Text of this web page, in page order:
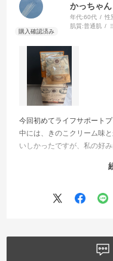
かっちゃん
年代:60代 性
肌質:普通肌
今回初めてライフサポート
中には、きのこクリーム味
いしかったですが、私の好
こクリーム味の方は、
その上、電子レンジで1分
齢を重ねていきたいと思い